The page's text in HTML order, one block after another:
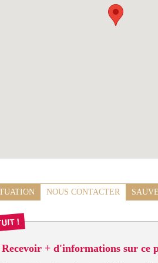
NOUS CONTACTER
Recevoir + d'informations sur ce